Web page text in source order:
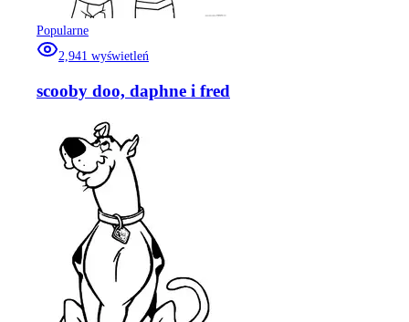
Popularne
2,941 wyświetleń
scooby doo, daphne i fred